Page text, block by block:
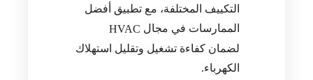
التكييف المختلفة، مع تطبيق أفضل
الممارسات في مجال HVAC
لضمان كفاءة تشغيل وتقليل استهلاك
الكهرباء.